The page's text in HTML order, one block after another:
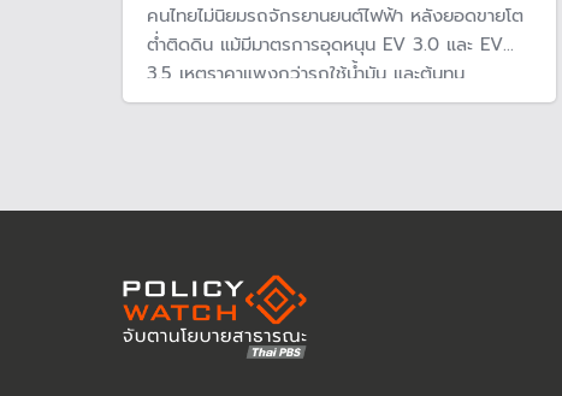
คนไทยไม่นิยมรถจักรยานยนต์ไฟฟ้า หลังยอดขายโต
ต่ำติดดิน แม้มีมาตรการอุดหนุน EV 3.0 และ EV
3.5 เหตุราคาแพงกว่ารถใช้น้ำมัน และต้นทุน
แบตเตอรี่ยังสูงคิดเป็น 30-50% ของราคารถ